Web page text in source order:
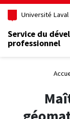
Aller au contenu
Université Laval
Service du
professionnel